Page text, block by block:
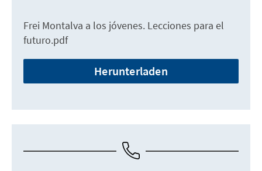
Frei Montalva a los jóvenes. Lecciones para el
futuro.pdf
Herunterladen